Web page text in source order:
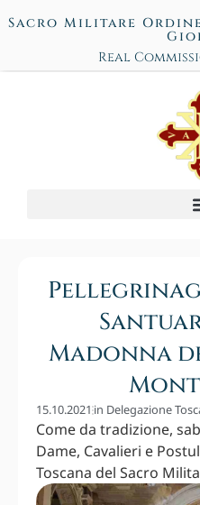
Sacro Militare
Real
Madonna
15.10.2021 in Delegazione
Come da tradizione,
Dame, Cavalieri e
Toscana del Sacro